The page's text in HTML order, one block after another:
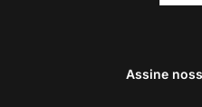
Assine